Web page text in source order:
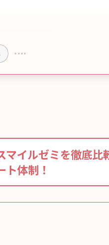
イルゼミを徹底比
体制！